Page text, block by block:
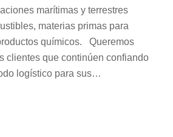
marítimas y terrestres
materias primas para
químicos. Queremos
clientes que continúen confiando
logístico para sus…